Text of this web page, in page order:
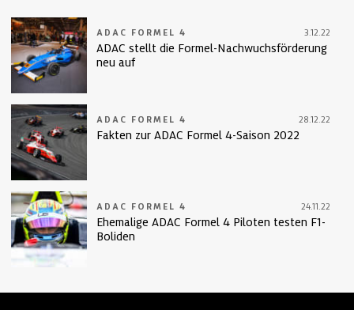
ADAC FORMEL 4 3.12.22
ADAC stellt die Formel-Nachwuchsförderung
neu auf
ADAC FORMEL 4 28.12.22
Fakten zur ADAC Formel 4-Saison 2022
ADAC FORMEL 4 24.11.22
Ehemalige ADAC Formel 4 Piloten testen F1-
Boliden